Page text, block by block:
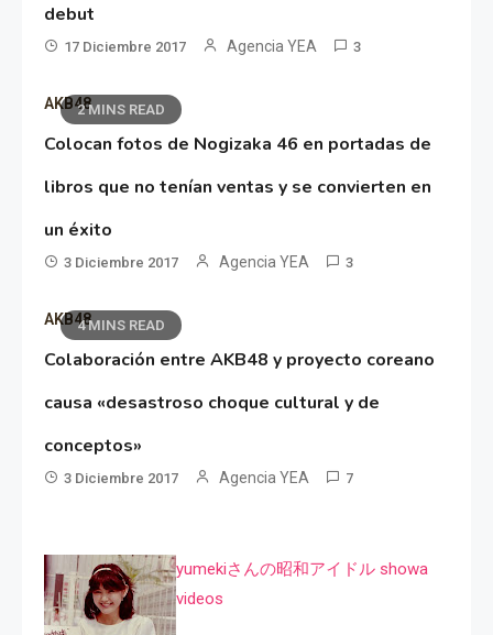
debut
17 Diciembre 2017 Agencia YEA 3
2 MINS READ
AKB48
Colocan fotos de Nogizaka 46 en portadas de
libros que no tenían ventas y se convierten en
un éxito
3 Diciembre 2017 Agencia YEA 3
4 MINS READ
AKB48
Colaboración entre AKB48 y proyecto coreano
causa «desastroso choque cultural y de
conceptos»
3 Diciembre 2017 Agencia YEA 7
yumekiさんの昭和アイドル showa
videos